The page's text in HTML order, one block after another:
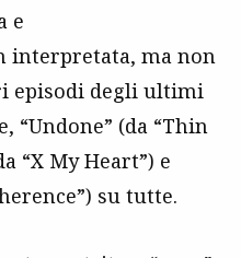
e
interpretata, ma non
episodi degli ultimi
“Undone” (da “Thin
“X My Heart”) e
su tutte.